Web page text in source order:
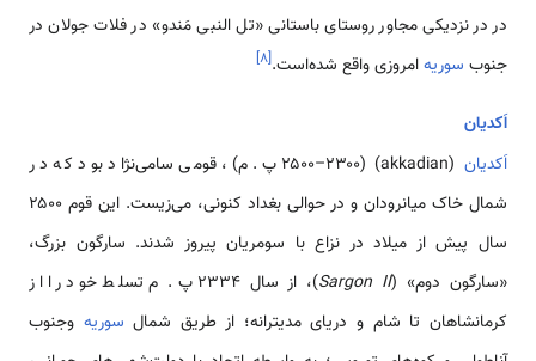
در در نزدیکی مجاور روستای باستانی «تل النبی مَندو» در فلات جولان در
جنوب سوریهامروزی واقع شده‌است.[۸]
اَکدیان
اَکدیان
(akkadian) (۲۵۰۰–۲۳۰۰ پ. م)، قومی سامی‌نژاد بود که در
شمال خاک میانرودان و در حوالی بغداد کنونی، می‌زیست. این قوم ۲۵۰۰
سال پیش از میلاد در نزاع با سومریان پیروز شدند. سارگون بزرگ،
«سارگون دوم» (Sargon II
)، از سال ۲۳۳۴ پ. م تسلط خود را از
کرمانشاهان تا شام و دریای مدیترانه؛ از طریق شمال سوریه وجنوب